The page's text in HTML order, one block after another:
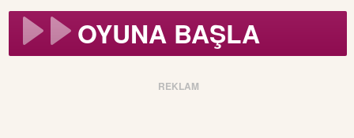
OYUNA BAŞLA
REKLAM